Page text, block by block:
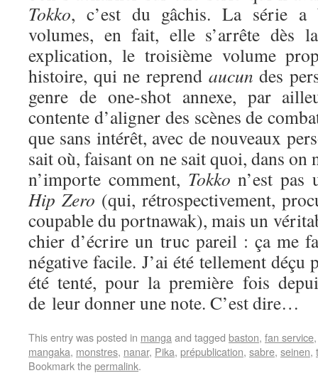
Tokko, c’est du gâchis. La série a
volumes, en fait, elle s’arrête dès
explication, le troisième volume
histoire, qui ne reprend aucun des
genre de one-shot annexe, par
contente d’aligner des scènes de
que sans intérêt, avec de nouveaux
sait où, faisant on ne sait quoi, dans on
n’importe comment, Tokko n’est
Hip Zero (qui, rétrospectivement,
coupable du portnawak), mais un
chier d’écrire un truc pareil : ça me
négative facile. J’ai été tellement déçu
été tenté, pour la première fois
de leur donner une note. C’est dire…
This entry was posted in manga and tagged baston, fan service
mangaka, monstres, nanar, Pika, prépublication, sabre, seinen,
Bookmark thepermalink.